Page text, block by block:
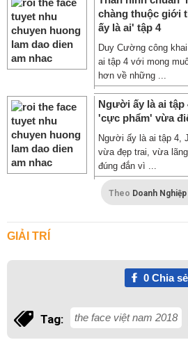
chàng thuộc giới
ấy là ai' tập 4
Duy Cường công
ai tập 4 với mong
hơn về những ...
Người ấy là ai tập
'cực phẩm' vừa
Người ấy là ai tập 4,
vừa đẹp trai, vừa
đúng đắn vì ...
Theo Doanh
GIẢI TRÍ
0Chia sẻ
Tag: the face việt nam 2018